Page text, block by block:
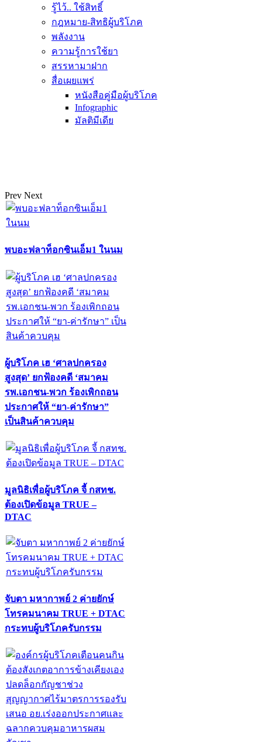
รู้ไว้.. ใช้สิทธิ์
กฎหมาย-สิทธิผู้บริโภค
พลังงาน
ความรู้การใช้ยา
สรรหามาฝาก
สื่อเผยแพร่
หนังสือคู่มือผู้บริโภค
Infographic
มัลติมีเดีย
Prev Next
พบอะฟลาท็อกซินเอ็ม1 ในนม
ผู้บริโภค เฮ ‘ศาลปกครอง
สูงสุด’ ยกฟ้องคดี ‘สมาคม
รพ.เอกชน-พวก ร้องเพิกถอน
ประกาศให้ “ยา-ค่ารักษา”
เป็นสินค้าควบคุม
มูลนิธิเพื่อผู้บริโภค จี้ กสทช.
ต้องเปิดข้อมูล TRUE –
DTAC
จับตา มหากาพย์ 2 ค่ายยักษ์
โทรคมนาคม TRUE + DTAC
กระทบผู้บริโภครับกรรม